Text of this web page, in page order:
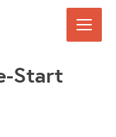
Start